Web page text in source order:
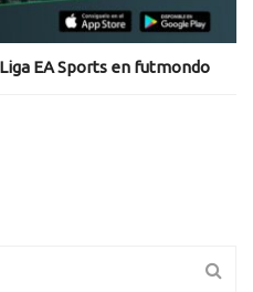
EA Sports en futmondo